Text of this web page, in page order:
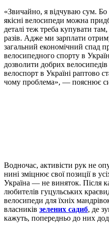
«Звичайно, я відчуваю сум. Бо
якісні велосипеди можна
деталі теж треба купувати
разів. Адже ми зарплати
загальний економічний спад
велосипедного спорту в
дозволити добрих
велоспорт в Україні раптово
чому проблема», — пояснює
Водночас, активісти рук не
нині зміцнює свої позиції в
Україна — не виняток. Після
любителів гуцульських
велосипеди для їхніх
власників зелених садиб, де
кажуть, попередньо до них